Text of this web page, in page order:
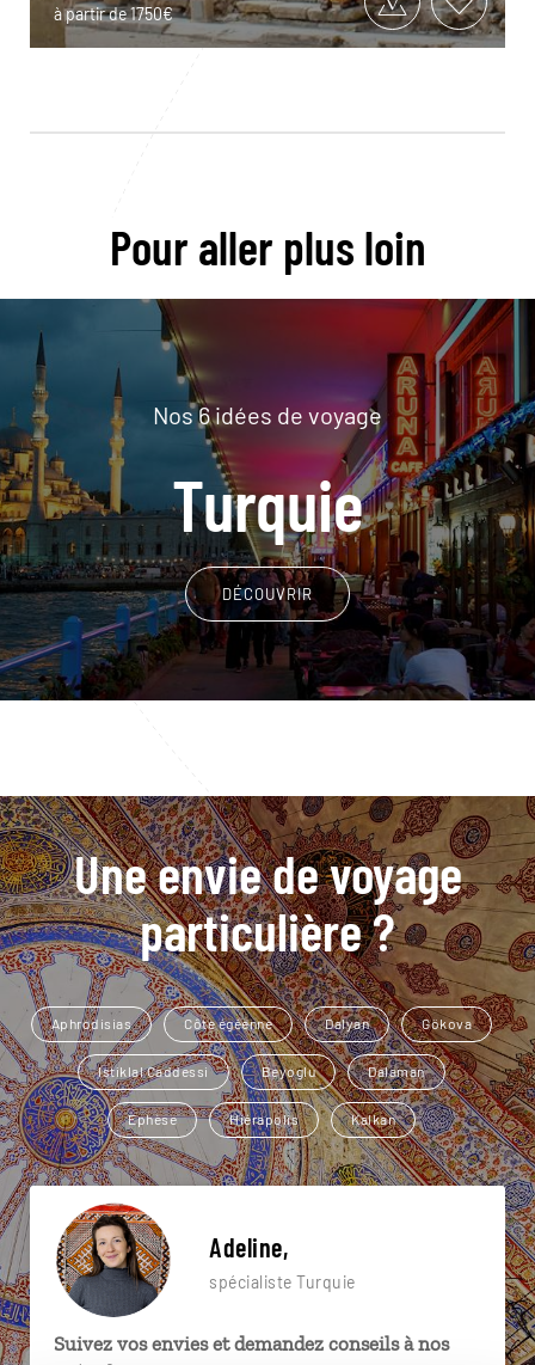
à partir de 1750€
Pour aller plus loin
Nos 6 idées de voyage
Turquie
DÉCOUVRIR
Une envie de voyage
particulière ?
Aphrodisias Côte égéenne Dalyan Gökova
Istiklal Caddessi Beyoglu Dalaman
Ephèse Hiérapolis Kalkan
Adeline,
spécialiste Turquie
Suivez vos envies et demandez conseils à nos